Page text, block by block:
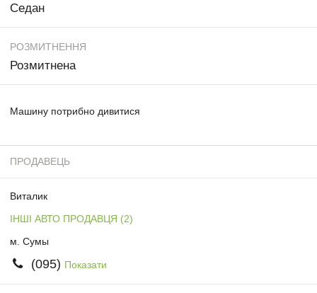
Седан
РОЗМИТНЕННЯ
Розмитнена
Машину потрибно дивитися
ПРОДАВЕЦЬ
Виталик
ІНШІ АВТО ПРОДАВЦЯ (2)
м. Сумы
(095) Показати